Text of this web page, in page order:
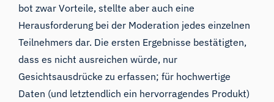
bot zwar Vorteile, stellte aber auch eine
Herausforderung bei der Moderation jedes einzelnen
Teilnehmers dar. Die ersten Ergebnisse bestätigten,
dass es nicht ausreichen würde, nur
Gesichtsausdrücke zu erfassen; für hochwertige
Daten (und letztendlich ein hervorragendes Produkt)